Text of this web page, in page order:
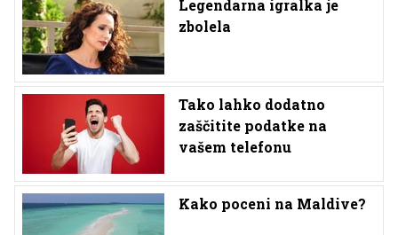
Legendarna igralka je
zbolela
Tako lahko dodatno
zaščitite podatke na
vašem telefonu
Kako poceni na Maldive?